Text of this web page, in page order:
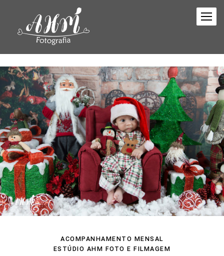
ACOMPANHAMENTO MENSAL
ESTÚDIO AHM FOTO E FILMAGEM